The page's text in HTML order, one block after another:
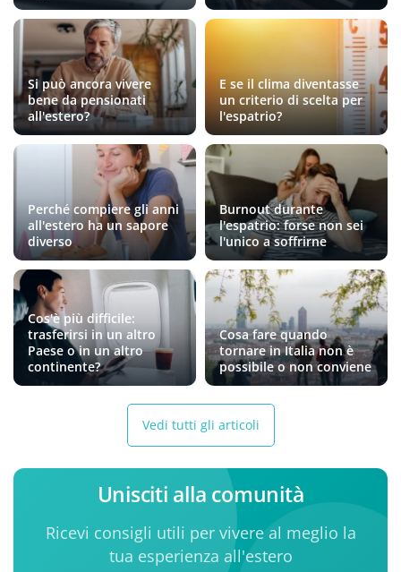
Si può ancora vivere
bene da pensionati
all'estero?
E se il clima diventasse
un criterio di scelta per
l'espatrio?
Perché compiere gli anni
all'estero ha un sapore
diverso
Burnout durante
l'espatrio: forse non sei
l'unico a soffrirne
Cos'è più difficile:
trasferirsi in un altro
Paese o in un altro
continente?
Cosa fare quando
tornare in Italia non è
possibile o non conviene
Vedi tutti gli articoli
Unisciti alla comunità
Ricevi consigli utili per vivere al meglio la
tua esperienza all'estero